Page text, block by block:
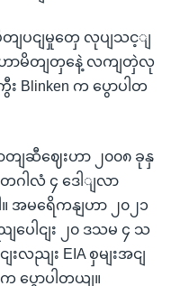
ပငျမှုတှေ လုပျသင့ျ
မဟာမိတျတှနေဲ့ လကျတှဲလု
း Blinken က ပွောပါတ
တျဆီဈေးဟာ ၂၀၀၈ ခုနှ
ဂါလံ ၄ ဒေါျလာ
အမရေိကနျဟာ ၂၀၂၁
ပေါငျး ၂၀ ဒသမ ၄ သ
းလညျး EIA စှမျးအငျ
ပွောပါတယျ။